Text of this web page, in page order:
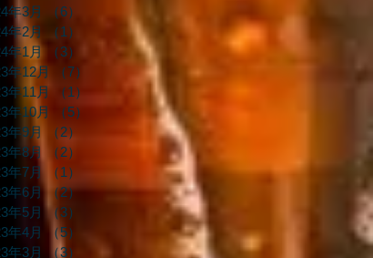
年3月
（6）
年2月
（1）
1件の記事
年1月
（3）
3件の記事
年12月
（7）
7件の記事
年11月
（1）
年10月
（5）
年9月
（2）
年8月
（2）
年7月
（1）
年6月
（2）2件の記事
年5月 （3）
年4月
（5）
年3月
（3）